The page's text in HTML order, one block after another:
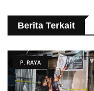
Berita Terkait
P. RAYA